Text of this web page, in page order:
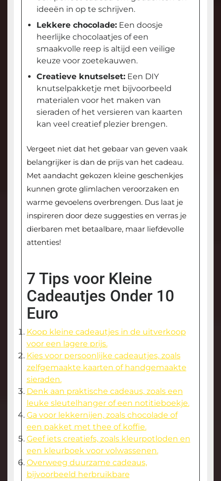
ideeën in op te schrijven.
Lekkere chocolade:Een doosje
heerlijke chocolaatjes of een
smaakvolle reep is altijd een veilige
keuze voor zoetekauwen.
Creatieve knutselset:Een DIY
knutselpakketje met bijvoorbeeld
materialen voor het maken van
sieraden of het versieren van kaarten
kan veel creatief plezier brengen.
Vergeet niet dat het gebaar van geven vaak
belangrijker is dan de prijs van het cadeau.
Met aandacht gekozen kleine geschenkjes
kunnen grote glimlachen veroorzaken en
warme gevoelens overbrengen. Dus laat je
inspireren door deze suggesties en verras je
dierbaren met betaalbare, maar liefdevolle
attenties!
7 Tips voor Kleine
Cadeautjes Onder 10
Euro
Koop kleine cadeautjes in de uitverkoop
voor een lagere prijs.
Kies voor persoonlijke cadeautjes, zoals
zelfgemaakte kaarten of handgemaakte
sieraden.
Denk aan praktische cadeaus, zoals een
leuke sleutelhanger of een notitieboekje.
Ga voor lekkernijen, zoals chocolade of
een pakket met thee of koffie.
Geef iets creatiefs, zoals kleurpotloden en
een kleurboek voor volwassenen.
Overweeg duurzame cadeaus,
bijvoorbeeld herbruikbare